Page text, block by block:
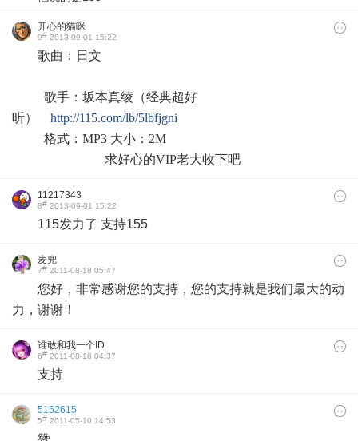
开心的猫咪
9# 2013-09-01 15:22
歌曲：日文
歌手：坂本真绫（经典超好
听） http://115.com/lb/5lbfjgni
格式：MP3 大小：2M
求好心的VIP老大收下吧
11217343
8# 2013-09-01 15:22
115发力了 支持155
麦兜
7# 2011-08-18 05:47
您好，非常感谢您的支持，您的支持就是我们最大的动
力，谢谢！
谁敢和我一个ID
6# 2011-08-18 04:37
支持
5152615
5# 2011-05-10 14:53